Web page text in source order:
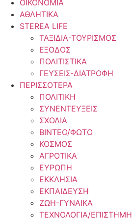
ΟΙΚΟΝΟΜΙΑ
ΑΘΛΗΤΙΚΑ
STEREA LIFE
ΤΑΞΙΔΙΑ-ΤΟΥΡΙΣΜΟΣ
ΕΞΟΔΟΣ
ΠΟΛΙΤΙΣΤΙΚΑ
ΓΕΥΣΕΙΣ-ΔΙΑΤΡΟΦΗ
ΠΕΡΙΣΣΟΤΕΡΑ
ΠΟΛΙΤΙΚΗ
ΣΥΝΕΝΤΕΥΞΕΙΣ
ΣΧΟΛΙΑ
ΒΙΝΤΕΟ/ΦΩΤΟ
ΚΟΣΜΟΣ
ΑΓΡΟΤΙΚΑ
ΕΥΡΩΠΗ
ΕΚΚΛΗΣΙΑ
ΕΚΠΑΙΔΕΥΣΗ
ΖΩΗ-ΓΥΝΑΙΚΑ
ΤΕΧΝΟΛΟΓΙΑ/ΕΠΙΣΤΗΜΗ